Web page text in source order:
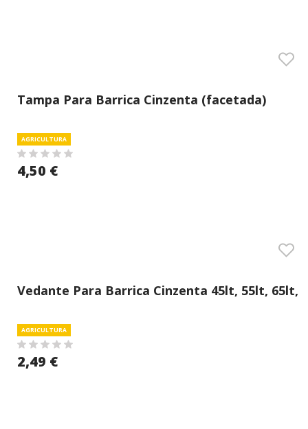
Tampa Para Barrica Cinzenta (facetada)
AGRICULTURA
4,50 €
Vedante Para Barrica Cinzenta 45lt, 55lt, 65lt,
AGRICULTURA
2,49 €